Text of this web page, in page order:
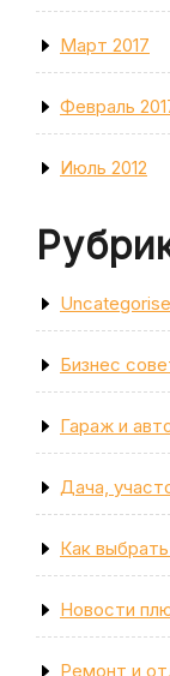
Март 2017
Февраль
Июль 2012
Бизнес
Гараж и
Дача,
Как
Новости
Ремонт и